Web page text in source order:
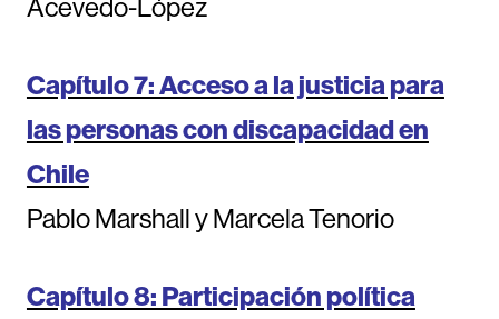
Acevedo-López
Capítulo 7: Acceso a la justicia para
las personas con discapacidad en
Chile
Pablo Marshall y Marcela Tenorio
Capítulo 8: Participación política